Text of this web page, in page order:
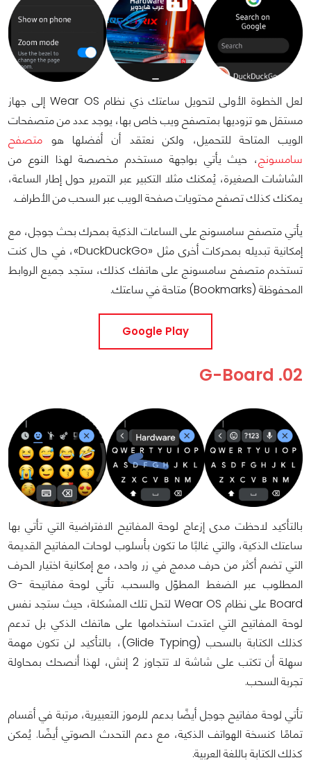
لعل الخطوة الأولى لتحويل ساعتك ذي نظام Wear OS إلى جهاز
مستقل هو تزوديها بمتصفح ويب خاص بها، يوجد عدد من متصفحات
الويب المتاحة للتحميل، ولكن نعتقد أن أفضلها هو متصفح
سامسونج، حيث يأتي بواجهة مستخدم مخصصة لهذا النوع من
الشاشات الصغيرة، يُمكنك مثلا التكبير عبر التمرير حول إطار الساعة،
يمكنك كذلك تصفح محتويات صفحة الويب عبر السحب من الأطراف.
يأتي متصفح سامسونج على الساعات الذكية بمحرك بحث جوجل، مع
إمكانية تبديله بمحركات أخرى مثل «DuckDuckGo»، في حال كنت
تستخدم متصفح سامسونج على هاتفك كذلك، ستجد جميع الروابط
المحفوظة (Bookmarks) متاحة في ساعتك.
Google Play
02. G-Board
بالتأكيد لاحظت مدى إزعاج لوحة المفاتيح الافتراضية التي تأتي بها
ساعتك الذكية، والتي غالبًا ما تكون بأسلوب لوحات المفاتيح القديمة
التي تضم أكثر من حرف مدمج في زر واحد، مع إمكانية اختيار الحرف
المطلوب عبر الضغط المطوّل والسحب. تأتي لوحة مفاتيحة G-
Board على نظام Wear OS لتحل تلك المشكلة، حيث ستجد نفس
لوحة المفاتيح التي اعتدت استخدامها على هاتفك الذكي بل تدعم
كذلك الكتابة بالسحب (Glide Typing)، بالتأكيد لن تكون مهمة
سهلة أن تكتب على شاشة لا تتجاوز 2 إنش، لهذا أنصحك بمحاولة
تجربة السحب.
تأتي لوحة مفاتيح جوجل أيضًا بدعم للرموز التعبيرية، مرتبة في أقسام
تمامًا كنسخة الهواتف الذكية، مع دعم التحدث الصوتي أيضًا. يُمكن
كذلك الكتابة باللغة العربية.